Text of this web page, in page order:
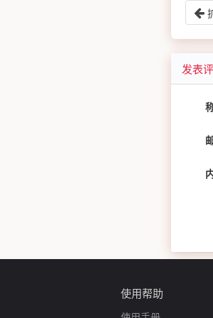
发表
使用帮助